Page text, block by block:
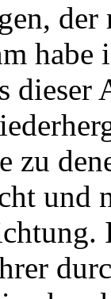
habe
dieser
zu